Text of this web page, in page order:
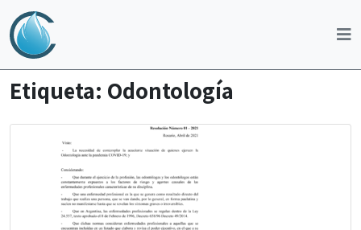
Etiqueta: Odontología